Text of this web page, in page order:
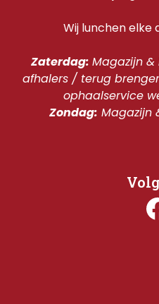
Wij lunchen elke
Zaterdag: Magazijn
afhalers / terug
ophaalservice
Zondag: Magazijn